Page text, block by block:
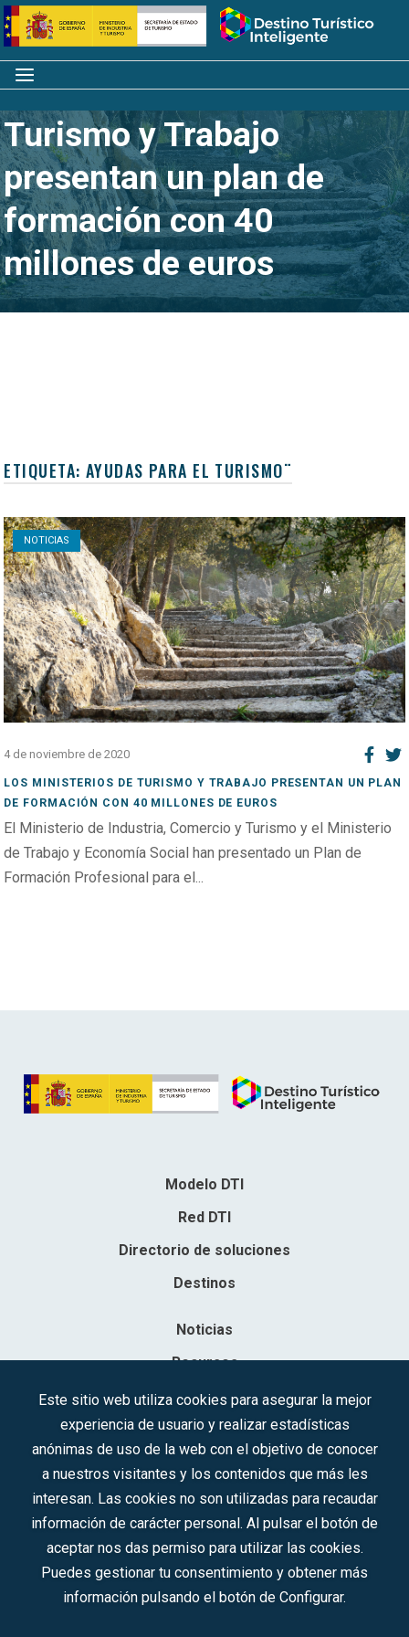
Saltar
al
contenido
Inicio
Menú
Los ministerios de
Turismo y Trabajo
presentan un plan de
formación con 40
millones de euros
ETIQUETA: AYUDAS PARA EL TURISMO¨
NOTICIAS
Open post
4 de noviembre de 2020
LOS MINISTERIOS DE TURISMO Y TRABAJO PRESENTAN UN PLAN
DE FORMACIÓN CON 40 MILLONES DE EUROS
El Ministerio de Industria, Comercio y Turismo y el Ministerio
de Trabajo y Economía Social han presentado un Plan de
Formación Profesional para el...
Modelo DTI
Red DTI
Directorio de soluciones
Destinos
Noticias
Recursos
Contacto
Sociedad Mercantil Estatal para la Gestión de la Innovación y las
Tecnologías Turísticas, S.A.M.P.
Inscrita en el R.M. de Madrid, T, 12593, Se. 8, F. 129, H. 201.307.
C.I.F.: A-81/874.984
Síguenos en redes sociales:
Este sitio web utiliza cookies para asegurar la mejor
experiencia de usuario y realizar estadísticas
anónimas de uso de la web con el objetivo de conocer
a nuestros visitantes y los contenidos que más les
interesan. Las cookies no son utilizadas para recaudar
información de carácter personal. Al pulsar el botón de
aceptar nos das permiso para utilizar las cookies.
Puedes gestionar tu consentimiento y obtener más
información pulsando el botón de Configurar.